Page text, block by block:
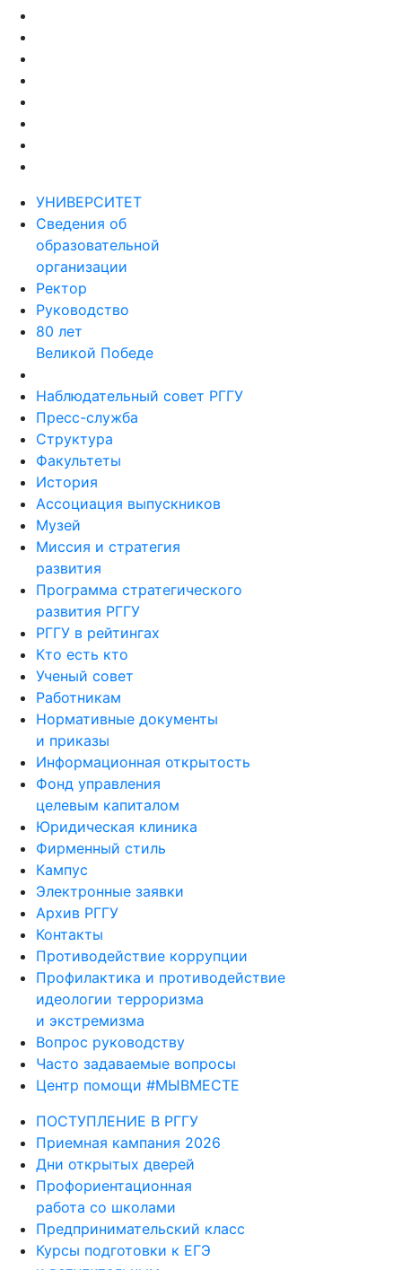
УНИВЕРСИТЕТ
Сведения об
образовательной
организации
Ректор
Руководство
80 лет
Великой Победе
Наблюдательный совет РГГУ
Пресс-служба
Структура
Факультеты
История
Ассоциация выпускников
Музей
Миссия и стратегия
развития
Программа стратегического
развития РГГУ
РГГУ в рейтингах
Кто есть кто
Ученый совет
Работникам
Нормативные документы
и приказы
Информационная открытость
Фонд управления
целевым капиталом
Юридическая клиника
Фирменный стиль
Кампус
Электронные заявки
Архив РГГУ
Контакты
Противодействие коррупции
Профилактика и противодействие
идеологии терроризма
и экстремизма
Вопрос руководству
Часто задаваемые вопросы
Центр помощи #МЫВМЕСТЕ
ПОСТУПЛЕНИЕ В РГГУ
Приемная кампания 2026
Дни открытых дверей
Профориентационная
работа со школами
Предпринимательский класс
Курсы подготовки к ЕГЭ